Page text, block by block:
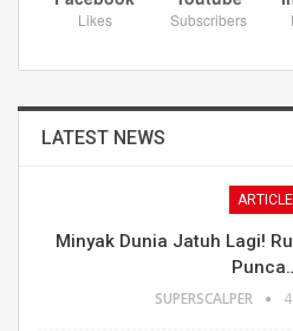
Likes Subscribers
LATEST NEWS
ARTICLE
Minyak Dunia Jatuh Lagi!
SUPERSCALPER